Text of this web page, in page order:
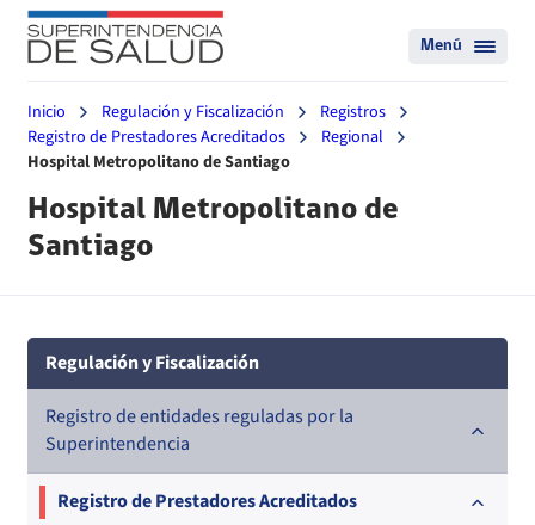
Menú
Inicio Regulación y Fiscalización
Registros
Registro de Prestadores Acreditados
Regional
Hospital Metropolitano de Santiago
Hospital Metropolitano de
Santiago
Regulación y Fiscalización
Registro de entidades reguladas por la
Superintendencia
Registro de Prestadores Acreditados